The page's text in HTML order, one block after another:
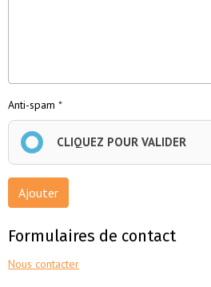
Anti-spam
CLIQUEZ POUR VALIDER
Ajouter
Formulaires de contact
Nous contacter